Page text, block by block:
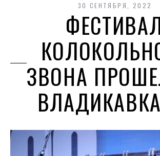
30 СЕНТЯБРЯ, 2022
ЗВОНА